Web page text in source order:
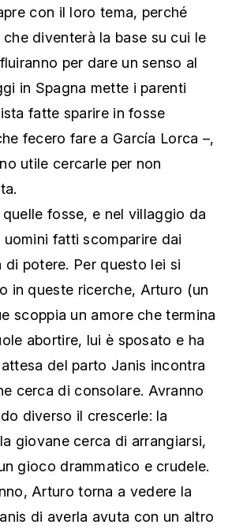
con il loro tema, perché
diventerà la base su cui le
per dare un senso al
in Spagna mette i parenti
fatte sparire in fosse
fecero fare a García Lorca –,
utile cercarle per non
fosse, e nel villaggio da
fatti scomparire dai
di potere. Per questo lei si
in queste ricerche, Arturo (un
scoppia un amore che termina
abortire, lui è sposato e ha
del parto Janis incontra
cerca di consolare. Avranno
diverso il crescerle: la
giovane cerca di arrangiarsi,
gioco drammatico e crudele.
Arturo torna a vedere la
di averla avuta con un altro